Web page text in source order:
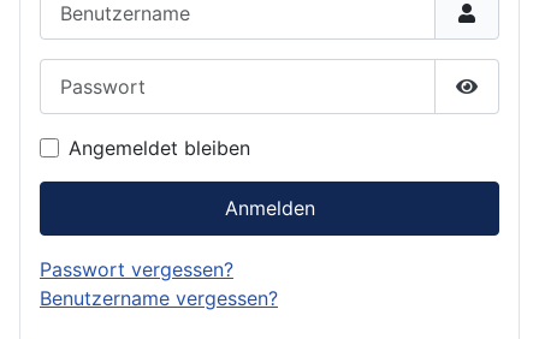
Angemeldet bleiben
Anmelden
Passwort vergessen?
Benutzername vergessen?